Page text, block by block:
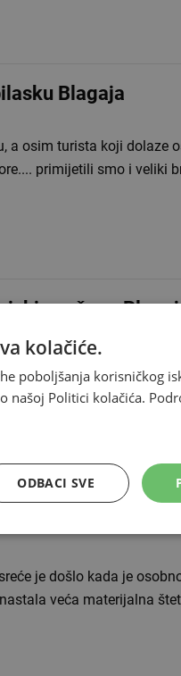
Blagaja
a osim turista koji dolaze
primijetili smo i veliki
izbio požar u
pute Mostar -
Ilustracija
je došlo kada je
veća materijalna
kolačiće.
poboljšanja korisničkog
našoj Politici kolačića.
ODBACI SVE